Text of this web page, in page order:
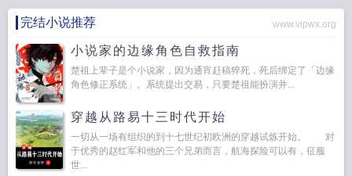
完结小说推荐 www.vipwx.org
小说家的边缘角色自救指南
楚祖上辈子是个小说家，因为通宵赶稿猝死，死后绑定了「边缘
角色修正系统」。系统提出交易，只要楚祖能扮演并...
穿越从路易十三时代开始
一切从一场有组织的到十七世纪初欧洲的穿越试炼开始。 对
于优秀的赵红军和他的三个兄弟而言，航海探险可以有，征服
世...